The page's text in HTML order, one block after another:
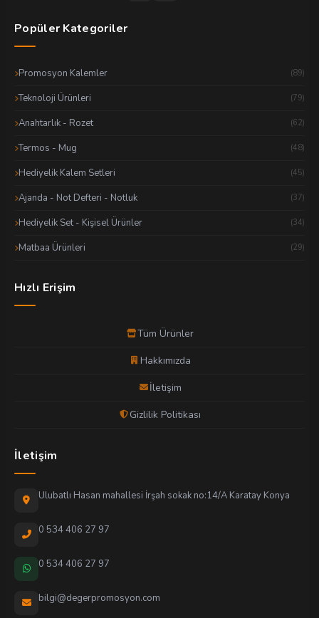
Popüler Kategoriler
Promosyon Kalemler (89)
Teknoloji Ürünleri (79)
Anahtarlık - Rozet (62)
Termos - Mug (48)
Hediyelik Kalem Setleri (45)
Ajanda - Not Defteri - Notluk (37)
Hediyelik Set - Kişisel Ürünler (34)
Matbaa Ürünleri (29)
Hızlı Erişim
Tüm Ürünler
Hakkımızda
İletişim
Gizlilik Politikası
İletişim
Ulubatlı Hasan mahallesi İrşah sokak no:14/A Karatay Konya
0 534 406 27 97
0 534 406 27 97
bilgi@degerpromosyon.com